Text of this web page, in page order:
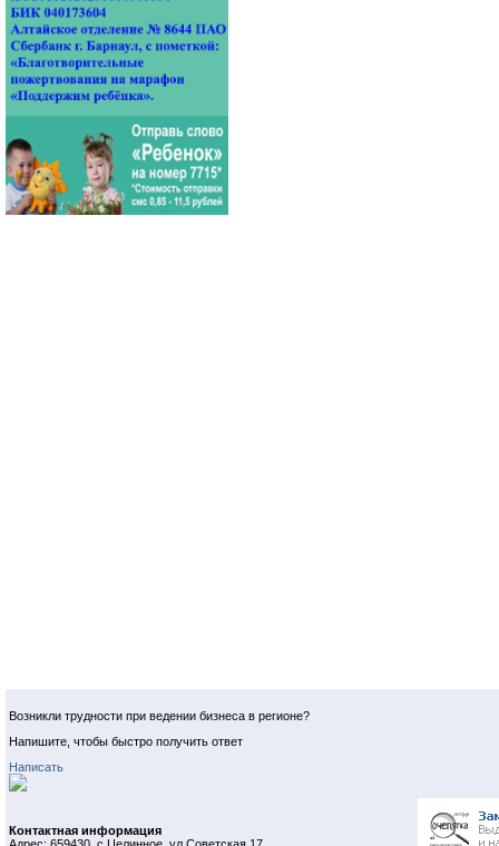
Возникли трудности при ведении бизнеса в регионе?
Напишите, чтобы быстро получить ответ
Написать
Контактная информация